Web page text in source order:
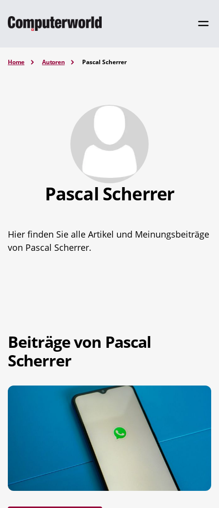
Home Autoren Pascal Scherrer
Pascal Scherrer
Hier finden Sie alle Artikel und Meinungsbeiträge
von Pascal Scherrer.
Beiträge von Pascal
Scherrer